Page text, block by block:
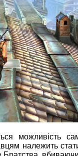
можливість
належить